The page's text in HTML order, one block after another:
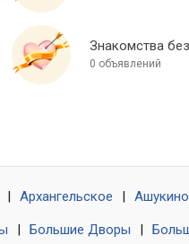
0 объявлений
Архангельское Ашукино
Большие Дворы